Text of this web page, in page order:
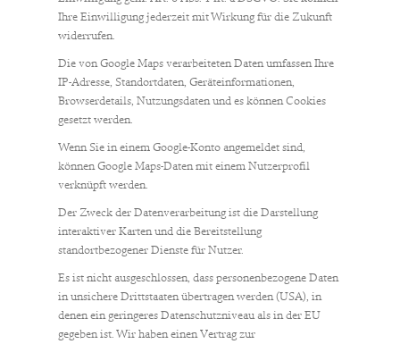
Ihre Einwilligung jederzeit mit Wirkung für die Zukunft
widerrufen.
Die von Google Maps verarbeiteten Daten umfassen Ihre
IP-Adresse, Standortdaten, Geräteinformationen,
Browserdetails, Nutzungsdaten und es können Cookies
gesetzt werden.
Wenn Sie in einem Google-Konto angemeldet sind,
können Google Maps-Daten mit einem Nutzerprofil
verknüpft werden.
Der Zweck der Datenverarbeitung ist die Darstellung
interaktiver Karten und die Bereitstellung
standortbezogener Dienste für Nutzer.
Es ist nicht ausgeschlossen, dass personenbezogene Daten
in unsichere Drittstaaten übertragen werden (USA), in
denen ein geringeres Datenschutzniveau als in der EU
gegeben ist. Wir haben einen Vertrag zur